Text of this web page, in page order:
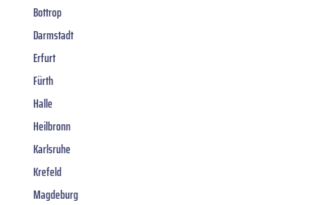
Bottrop
Darmstadt
Erfurt
Fürth
Halle
Heilbronn
Karlsruhe
Krefeld
Magdeburg